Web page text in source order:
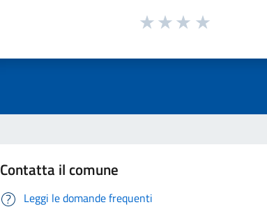
Contatta il comune
Leggi le domande frequenti